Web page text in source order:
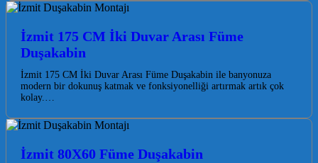
İzmit 175 CM İki Duvar Arası Füme
Duşakabin
İzmit 175 CM İki Duvar Arası Füme Duşakabin ile banyonuza
modern bir dokunuş katmak ve fonksiyonelliği artırmak artık çok
kolay.…
İzmit 80X60 Füme Duşakabin